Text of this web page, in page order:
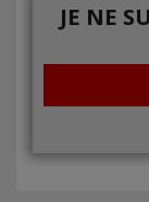
JE NE